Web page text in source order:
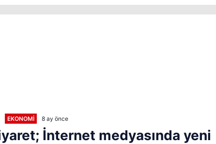
EKONOMI 8 ay önce
İnternet medyasında yeni